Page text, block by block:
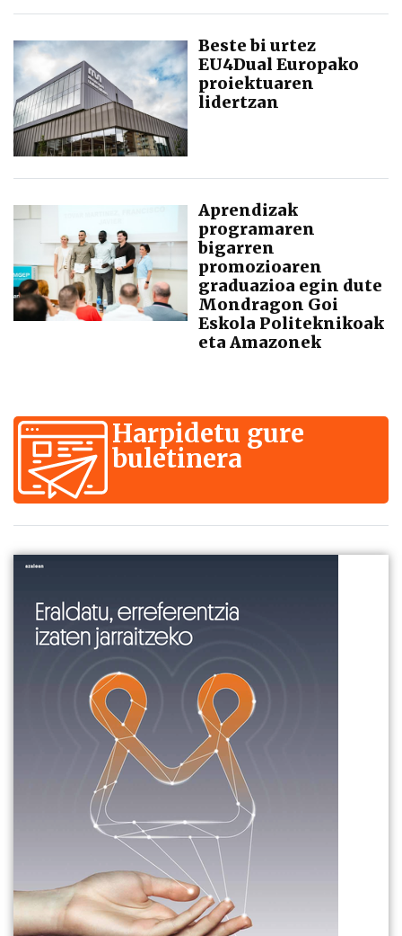
Beste bi urtez
EU4Dual Europako
proiektuaren
lidertzan
Aprendizak
programaren
bigarren
promozioaren
graduazioa egin dute
Mondragon Goi
Eskola Politeknikoak
eta Amazonek
Harpidetu gure
buletinera